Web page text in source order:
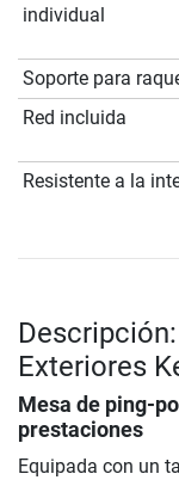
individual
Soporte para
Red incluida
Resistente a la
Exteriores
Mesa de ping-
prestaciones
Equipada con un